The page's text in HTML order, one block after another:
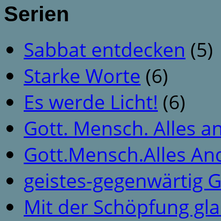
Serien
Sabbat entdecken (5)
Starke Worte (6)
Es werde Licht! (6)
Gott. Mensch. Alles
Gott.Mensch.Alles
geistes-gegenwärtig
Mit der Schöpfung